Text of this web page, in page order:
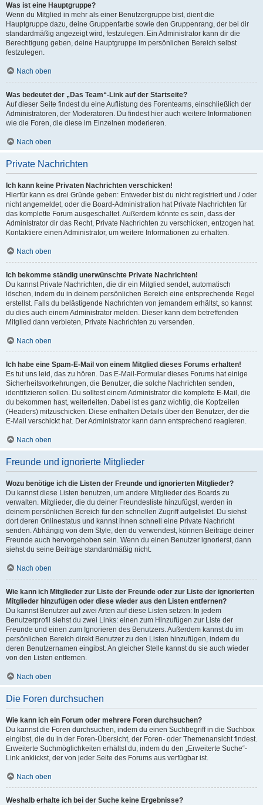
Was ist eine Hauptgruppe?
Wenn du Mitglied in mehr als einer Benutzergruppe bist, dient die
Hauptgruppe dazu, deine Gruppenfarbe sowie den Gruppenrang, der bei dir
standardmäßig angezeigt wird, festzulegen. Ein Administrator kann dir die
Berechtigung geben, deine Hauptgruppe im persönlichen Bereich selbst
festzulegen.
Nach oben
Was bedeutet der „Das Team“-Link auf der Startseite?
Auf dieser Seite findest du eine Auflistung des Forenteams, einschließlich der
Administratoren, der Moderatoren. Du findest hier auch weitere Informationen
wie die Foren, die diese im Einzelnen moderieren.
Nach oben
Private Nachrichten
Ich kann keine Privaten Nachrichten verschicken!
Hierfür kann es drei Gründe geben: Entweder bist du nicht registriert und / oder
nicht angemeldet, oder die Board-Administration hat Private Nachrichten für
das komplette Forum ausgeschaltet. Außerdem könnte es sein, dass der
Administrator dir das Recht, Private Nachrichten zu verschicken, entzogen hat.
Kontaktiere einen Administrator, um weitere Informationen zu erhalten.
Nach oben
Ich bekomme ständig unerwünschte Private Nachrichten!
Du kannst Private Nachrichten, die dir ein Mitglied sendet, automatisch
löschen, indem du in deinem persönlichen Bereich eine entsprechende Regel
erstellst. Falls du belästigende Nachrichten von jemandem erhältst, so kannst
du dies auch einem Administrator melden. Dieser kann dem betreffenden
Mitglied dann verbieten, Private Nachrichten zu versenden.
Nach oben
Ich habe eine Spam-E-Mail von einem Mitglied dieses Forums erhalten!
Es tut uns leid, das zu hören. Das E-Mail-Formular dieses Forums hat einige
Sicherheitsvorkehrungen, die Benutzer, die solche Nachrichten senden,
identifizieren sollen. Du solltest einem Administrator die komplette E-Mail, die
du bekommen hast, weiterleiten. Dabei ist es ganz wichtig, die Kopfzeilen
(Headers) mitzuschicken. Diese enthalten Details über den Benutzer, der die
E-Mail verschickt hat. Der Administrator kann dann entsprechend reagieren.
Nach oben
Freunde und ignorierte Mitglieder
Wozu benötige ich die Listen der Freunde und ignorierten Mitglieder?
Du kannst diese Listen benutzen, um andere Mitglieder des Boards zu
verwalten. Mitglieder, die du deiner Freundesliste hinzufügst, werden in
deinem persönlichen Bereich für den schnellen Zugriff aufgelistet. Du siehst
dort deren Onlinestatus und kannst ihnen schnell eine Private Nachricht
senden. Abhängig von dem Style, den du verwendest, können Beiträge deiner
Freunde auch hervorgehoben sein. Wenn du einen Benutzer ignorierst, dann
siehst du seine Beiträge standardmäßig nicht.
Nach oben
Wie kann ich Mitglieder zur Liste der Freunde oder zur Liste der ignorierten
Mitglieder hinzufügen oder diese wieder aus den Listen entfernen?
Du kannst Benutzer auf zwei Arten auf diese Listen setzen: In jedem
Benutzerprofil siehst du zwei Links: einen zum Hinzufügen zur Liste der
Freunde und einen zum Ignorieren des Benutzers. Außerdem kannst du im
persönlichen Bereich direkt Benutzer zu den Listen hinzufügen, indem du
deren Benutzernamen eingibst. An gleicher Stelle kannst du sie auch wieder
von den Listen entfernen.
Nach oben
Die Foren durchsuchen
Wie kann ich ein Forum oder mehrere Foren durchsuchen?
Du kannst die Foren durchsuchen, indem du einen Suchbegriff in die Suchbox
eingibst, die du in der Foren-Übersicht, der Foren- oder Themenansicht findest.
Erweiterte Suchmöglichkeiten erhältst du, indem du den „Erweiterte Suche“-
Link anklickst, der von jeder Seite des Forums aus verfügbar ist.
Nach oben
Weshalb erhalte ich bei der Suche keine Ergebnisse?